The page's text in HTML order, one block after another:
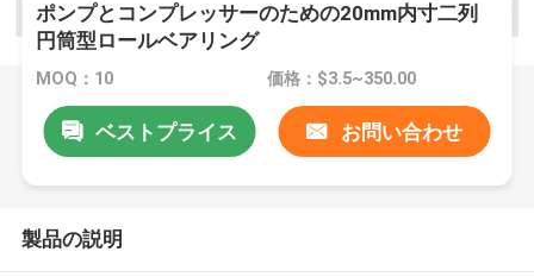
ポンプとコンプレッサーのための20mm内寸二列
円筒型ロールベアリング
MOQ：10 価格：$3.5~350.00
ベストプライス お問い合わせ
製品の説明